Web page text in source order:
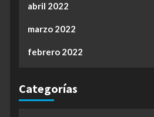
abril 2022
marzo 2022
febrero 2022
Categorías